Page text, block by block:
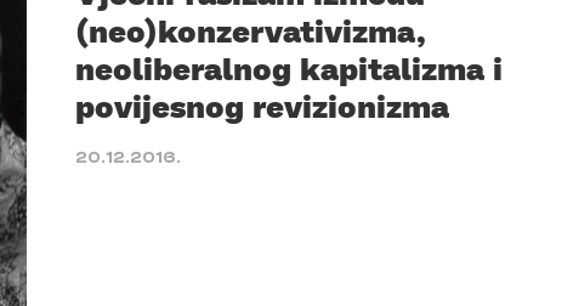
(neo)konzervativizma,
neoliberalnog kapitalizma i
povijesnog revizionizma
20.12.2016.